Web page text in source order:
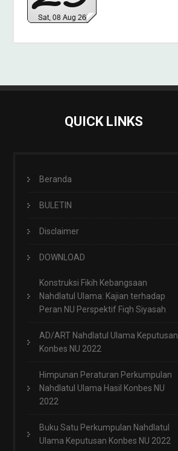
QUICK LINKS
Beranda
BULETIN
Disclaimer
DOWNLOAD
Konstruksi Fikih Kebangsaan
Nahdlatul Ulama: Kajian terhadap
Peran NU Perspektif Fiqh Siyasah
AD/ART Nahdlatul Ulama Keputusan
Konbes NU 2022
Himpunan Peraturan Perkumpulan
Nahdlatul Ulama Hasil Konbes NU
2022
Buku Satu Perkumpulan Nahdlatul
Ulama Keputusan Konbes NU 2022